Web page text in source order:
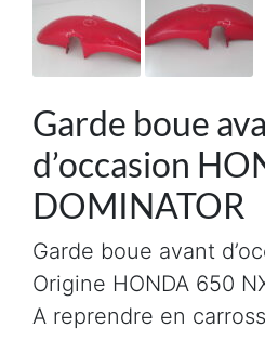
Garde boue
d’occasion
DOMINATOR
Garde boue avant
Origine HONDA 650
A reprendre en